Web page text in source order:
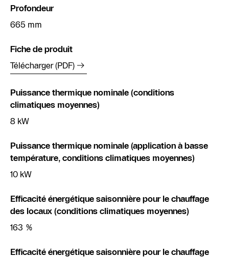
Profondeur
665 mm
Fiche de produit
Télécharger (PDF)
Puissance thermique nominale (conditions
climatiques moyennes)
8 kW
Puissance thermique nominale (application à basse
température, conditions climatiques moyennes)
10 kW
Efficacité énergétique saisonnière pour le chauffage
des locaux (conditions climatiques moyennes)
163 %
Efficacité énergétique saisonnière pour le chauffage